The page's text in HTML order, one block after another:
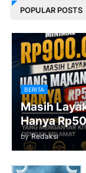
POPULAR POSTS
BERITA
Masih
Hanya
by Redaksi